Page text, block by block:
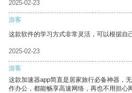
2025-02-23
游客
这款软件的学习方式非常灵活，可以根据自
2025-02-23
游客
这款加速器app简直是居家旅行必备神器，
作办公，都能畅享高速网络，再也不用担心